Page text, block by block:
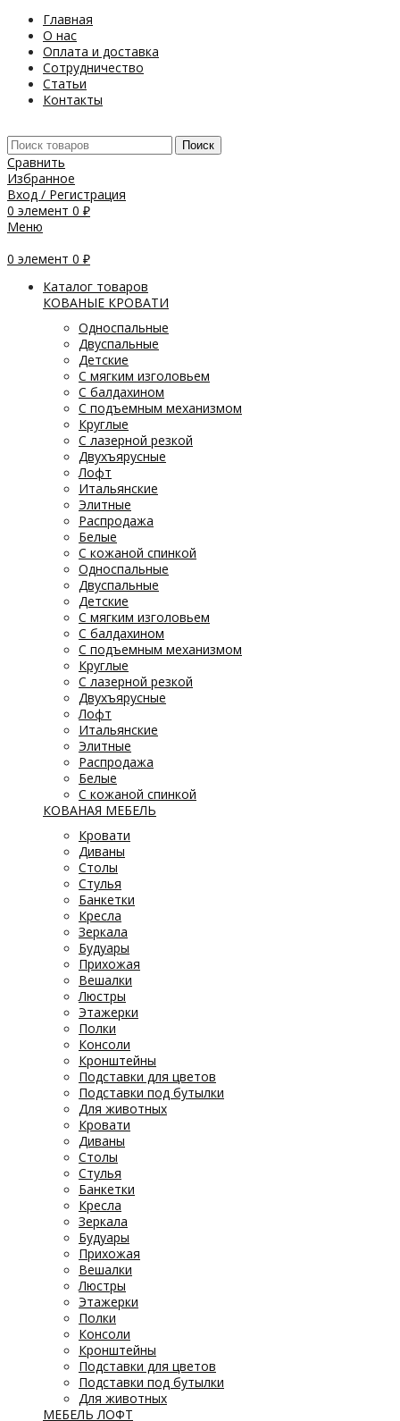
Главная
О нас
Оплата и доставка
Сотрудничество
Статьи
Контакты
Поиск
Сравнить
Избранное
Вход / Регистрация
0 элемент 0 ₽
Меню
0 элемент 0 ₽
Каталог товаров
КОВАНЫЕ КРОВАТИ
Односпальные
Двуспальные
Детские
С мягким изголовьем
С балдахином
С подъемным механизмом
Круглые
С лазерной резкой
Двухъярусные
Лофт
Итальянские
Элитные
Распродажа
Белые
С кожаной спинкой
Односпальные
Двуспальные
Детские
С мягким изголовьем
С балдахином
С подъемным механизмом
Круглые
С лазерной резкой
Двухъярусные
Лофт
Итальянские
Элитные
Распродажа
Белые
С кожаной спинкой
КОВАНАЯ МЕБЕЛЬ
Кровати
Диваны
Столы
Стулья
Банкетки
Кресла
Зеркала
Будуары
Прихожая
Вешалки
Люстры
Этажерки
Полки
Консоли
Кронштейны
Подставки для цветов
Подставки под бутылки
Для животных
Кровати
Диваны
Столы
Стулья
Банкетки
Кресла
Зеркала
Будуары
Прихожая
Вешалки
Люстры
Этажерки
Полки
Консоли
Кронштейны
Подставки для цветов
Подставки под бутылки
Для животных
МЕБЕЛЬ ЛОФТ